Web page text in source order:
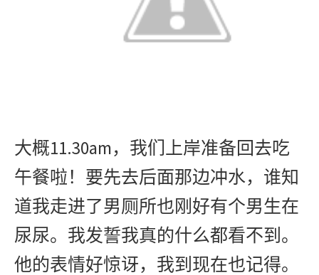
大概11.30am，我们上岸准备回去吃
午餐啦！要先去后面那边冲水，谁知
道我走进了男厕所也刚好有个男生在
尿尿。我发誓我真的什么都看不到。
他的表情好惊讶，我到现在也记得。